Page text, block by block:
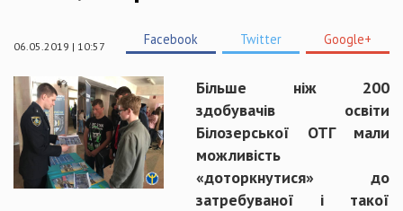
06.05.2019 | 10:57 Facebook Twitter Google+
Більше ніж 200
здобувачів освіти
Білозерської ОТГ мали
можливість
«доторкнутися» до
затребуваної і такої